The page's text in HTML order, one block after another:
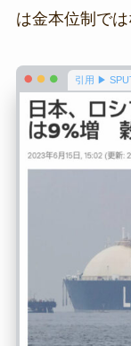
は金本位制では
引用 ▶